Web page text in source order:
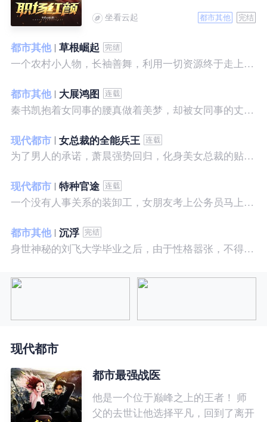
坐看云起 都市其他 完结
都市其他
草根崛起
一个农村小人物，长袖善舞，利用一切资源终于走上人生巅峰
都市其他
大展鸿图
秦书凯抱着女同事的腰真做着美梦，却被女同事的丈夫发现，解释说是正常工作......被打击报复，得到漂亮女邻居的帮助，从此不断高升……
现代都市
女总裁的全能兵王
为了男人的承诺，萧晨强势回归，化身美女总裁的贴身保镖，横扫八方之敌，谱写王者传奇！
现代都市
特种官途
一个没有人事关系的装卸工，女朋友考上公务员马上抛弃了他，却是没有想到他也考上了公务员，奇迹般成为高官……
都市其他
沉浮
身世神秘的刘飞大学毕业之后，由于性格嚣张，不得不一而再再而三的面临着重重危机，受到了来自各方面的全方位打压
现代都市
都市最强战医
他是一个位于巅峰之上的王者！ 师
父的去世让他选择平凡，回到了离开